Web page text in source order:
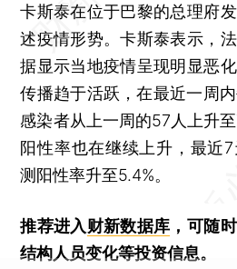
卡斯泰在位于巴黎的总理府
述疫情形势。卡斯泰表示，
据显示当地疫情呈现明显恶
传播趋于活跃，在最近一周
感染者从上一周的57人上升
阳性率也在继续上升，最近
测阳性率升至5.4%。
推荐进入财新数据库 ，可随
结构人员变化等投资信息。